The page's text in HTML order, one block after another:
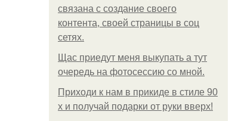
связана с создание своего
контента, своей страницы в соц
сетях.
Щас приедут меня выкупать а тут
очередь на фотосессию со мной.
Приходи к нам в прикиде в стиле 90
х и получай подарки от руки вверх!